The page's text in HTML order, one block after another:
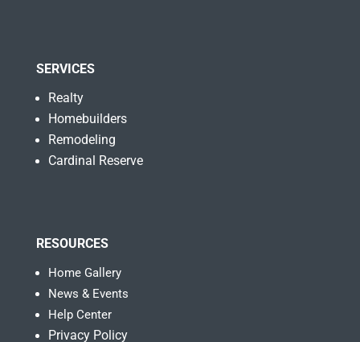
SERVICES
Realty
Homebuilders
Remodeling
Cardinal Reserve
RESOURCES
Home Gallery
News & Events
Help Center
Privacy Policy